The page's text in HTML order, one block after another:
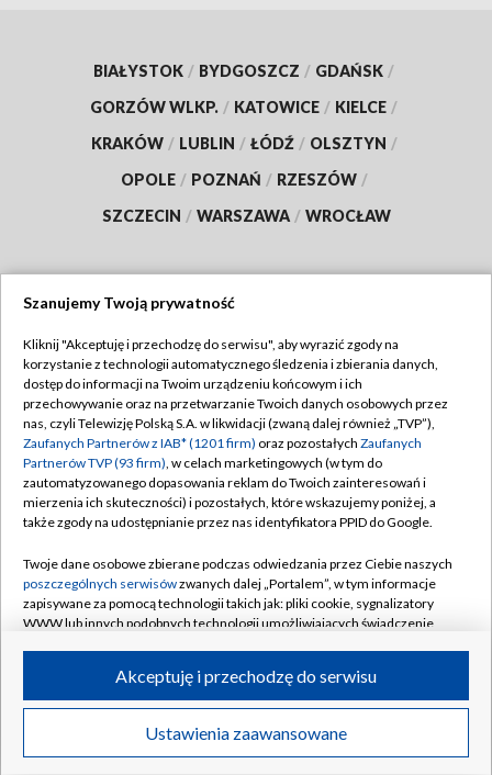
BIAŁYSTOK / BYDGOSZCZ / GDAŃSK /
GORZÓW WLKP. / KATOWICE / KIELCE /
KRAKÓW / LUBLIN / ŁÓDŹ / OLSZTYN /
OPOLE / POZNAŃ / RZESZÓW /
SZCZECIN / WARSZAWA / WROCŁAW
TVP
Abonament TVP
Emisja w TVP
Centrum informacji TVP
Naziemna Telewizja Cyfrowa
Rada Programowa
System NOS
Informacje o nadawcy
Program dla prasy
Ogłoszenie przetargowe
Regulamin TVP
Polityka prywatności
Moje zgody
Pomoc
Kontakt
Kanały
©2026 Telewizja Polska S.A. w likwidacji
Szanujemy Twoją prywatność
Kliknij "Akceptuję i przechodzę do serwisu", aby wyrazić zgody na
korzystanie z technologii automatycznego śledzenia i zbierania danych,
dostęp do informacji na Twoim urządzeniu końcowym i ich
przechowywanie oraz na przetwarzanie Twoich danych osobowych przez
nas, czyli Telewizję Polską S.A. w likwidacji (zwaną dalej również „TVP”),
Zaufanych Partnerów z IAB* (1201 firm) oraz pozostałych Zaufanych
Partnerów TVP (93 firm), w celach marketingowych (w tym do
zautomatyzowanego dopasowania reklam do Twoich zainteresowań i
mierzenia ich skuteczności) i pozostałych, które wskazujemy poniżej, a
także zgody na udostępnianie przez nas identyfikatora PPID do Google.
Twoje dane osobowe zbierane podczas odwiedzania przez Ciebie naszych
poszczególnych serwisówzwanych dalej „Portalem”, w tym informacje
zapisywane za pomocą technologii takich jak: pliki cookie, sygnalizatory
WWW lub innych podobnych technologii umożliwiających świadczenie
ruchu w Internecie.
Twoje dane osobowe zbierane podczas odwiedzania przez Ciebie
poszczególnych serwisówna Portalu, takie jak adresy IP, identyfikatory
Ustawienia zaawansowane
Akceptuję i przechodzę do serwisu